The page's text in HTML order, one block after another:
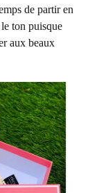
de partir en
ton puisque
aux beaux